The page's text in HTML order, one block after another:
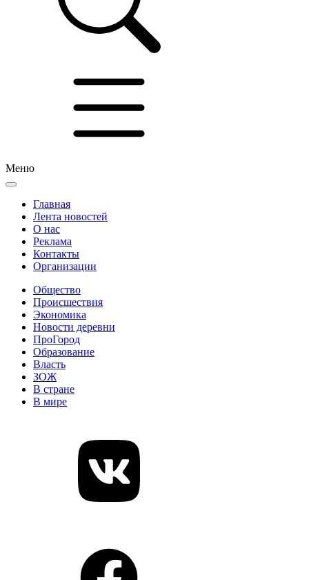
Меню
Главная
Лента новостей
О нас
Реклама
Контакты
Организации
Общество
Происшествия
Экономика
Новости деревни
ПроГород
Образование
Власть
ЗОЖ
В стране
В мире